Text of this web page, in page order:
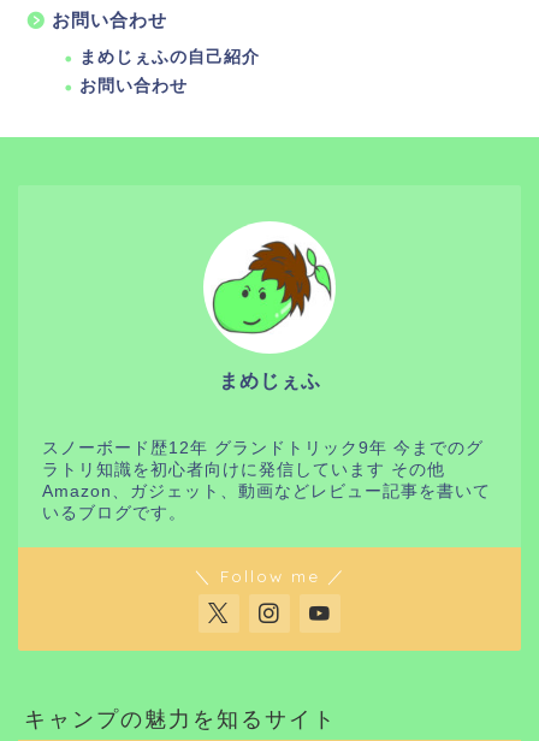
お問い合わせ
まめじぇふの自己紹介
お問い合わせ
まめじぇふ
スノーボード歴12年 グランドトリック9年 今までのグ
ラトリ知識を初心者向けに発信しています その他
Amazon、ガジェット、動画などレビュー記事を書いて
いるブログです。
＼ Follow me ／
キャンプの魅力を知るサイト